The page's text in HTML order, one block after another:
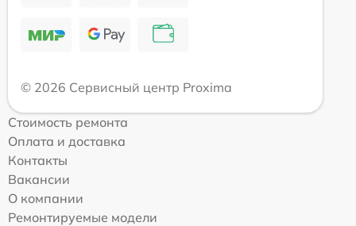
© 2026 Сервисный центр Proxima
Стоимость ремонта
Оплата и доставка
Контакты
Вакансии
О компании
Ремонтируемые модели